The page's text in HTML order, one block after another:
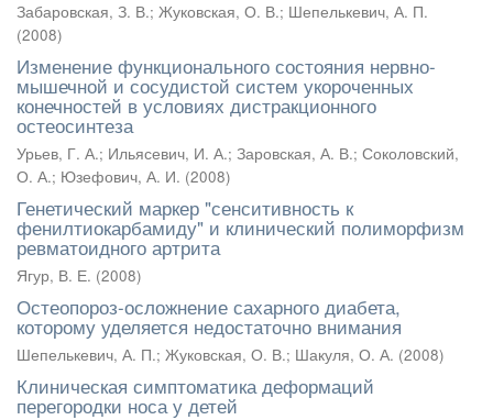
Забаровская, З. В.; Жуковская, О. В.; Шепелькевич, А. П.
(2008)
Изменение функционального состояния нервно-
мышечной и сосудистой систем укороченных
конечностей в условиях дистракционного
остеосинтеза
Урьев, Г. А.; Ильясевич, И. А.; Заровская, А. В.; Соколовский,
О. А.; Юзефович, А. И. (2008)
Генетический маркер "сенситивность к
фенилтиокарбамиду" и клинический полиморфизм
ревматоидного артрита
Ягур, В. Е. (2008)
Остеопороз-осложнение сахарного диабета,
которому уделяется недостаточно внимания
Шепелькевич, А. П.; Жуковская, О. В.; Шакуля, О. А. (2008)
Клиническая симптоматика деформаций
перегородки носа у детей